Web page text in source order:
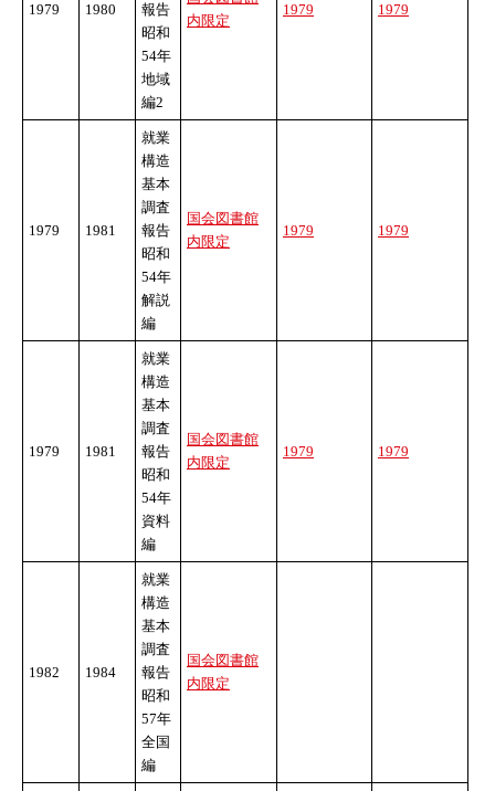
1979 1980
報告
昭和
54年
地域
編2
内限定
1979 1979
1979 1981
就業
構造
基本
調査
報告
昭和
54年
解説
編
国会図書館
内限定
1979 1979
1979 1981
就業
構造
基本
調査
報告
昭和
54年
資料
編
国会図書館
内限定
1979 1979
1982 1984
就業
構造
基本
調査
報告
昭和
57年
全国
編
国会図書館
内限定